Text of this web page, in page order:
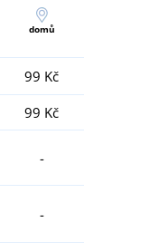
domů
99 Kč
99 Kč
-
-